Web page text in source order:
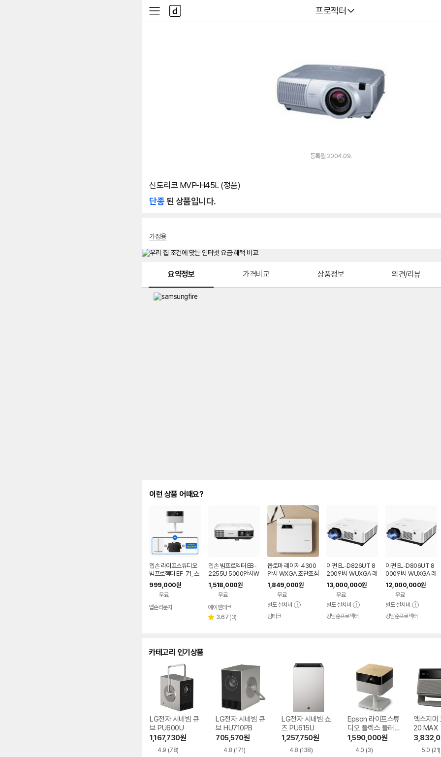
다나와
프로젝터
사
이
다
나
와
등록월 2004.09.
신도리코 MVP-H45L (정품)
단종된 상품입니다.
가정용
요약정보 가격비교 상품정보 의견/리뷰
이런 상품 어때요?
엡손 라이프스튜디오
빔프로젝터 EF-71, 스
탠드, 가방, APP 10만
원 쿠폰 증정
999,000원
무료
엡손라운지
엡손 빔프로젝터 EB-
2255U 5000안시W
UXGA
1,518,000원
무료
페이
에이멘테크
별 3.67 리
(3)
옵토마 레이저 4300
안시 WXGA 초단초점
빔프로젝터 강의용 학
원 강의실 카페 업소용
1,849,000원
무료
별도 설치비
빔테크
이펀 EL-D826UT 8
200안시 WUXGA 레
이저 세미단초점 빔프
로젝터
13,000,000원
무료
별도 설치비
강남준프로젝터
이펀 EL-D806UT 8
000안시 WUXGA 레
이저 세미단초점 빔프
로젝터
12,000,000원
무료
별도 설치비
강남준프로젝터
카테고리 인기상품
LG전자 시네빔 큐
브 PU600U
1,167,730원
4.9 (78)
LG전자 시네빔 큐
브 HU710PB
705,570원
4.8 (171)
LG전자 시네빔 쇼
츠 PU615U
1,257,750원
4.8 (138)
Epson 라이프스튜
디오 플렉스 플러스
EF-72
1,590,000원
4.0 (3)
엑스지미
20 MAX
5.0 (21)